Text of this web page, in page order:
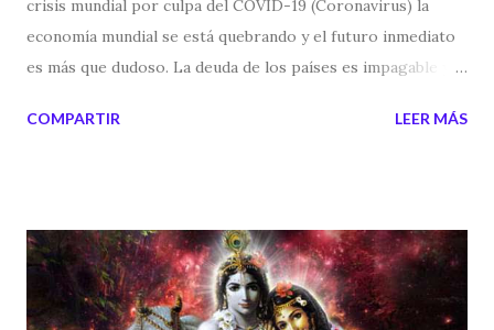
crisis mundial por culpa del COVID-19 (Coronavirus) la
economía mundial se está quebrando y el futuro inmediato
es más que dudoso. La deuda de los países es impagable y
las semanas. El Nuevo Orden Mundial aprovecha la
y que no sean los bancos nuestros amos. En estos tiempos
sería interesante tener una pequeña reserva en Bitcoins, la
moneda descentralizada, que siempre podrás disponer de
COMPARTIR LEER MÁS